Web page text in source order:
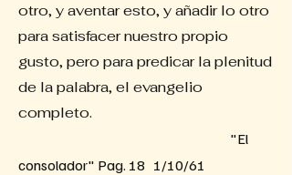
otro, y aventar esto, y añadir lo otro
para satisfacer nuestro propio
gusto, pero para predicar la plenitud
de la palabra, el evangelio
completo.
"El
consolador" Pag. 18 1/10/61